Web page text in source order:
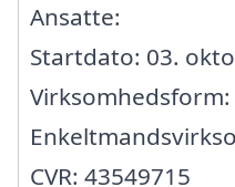
Ansatte:
Startdato: 03.
Virksomhedsform:
CVR: 43549715